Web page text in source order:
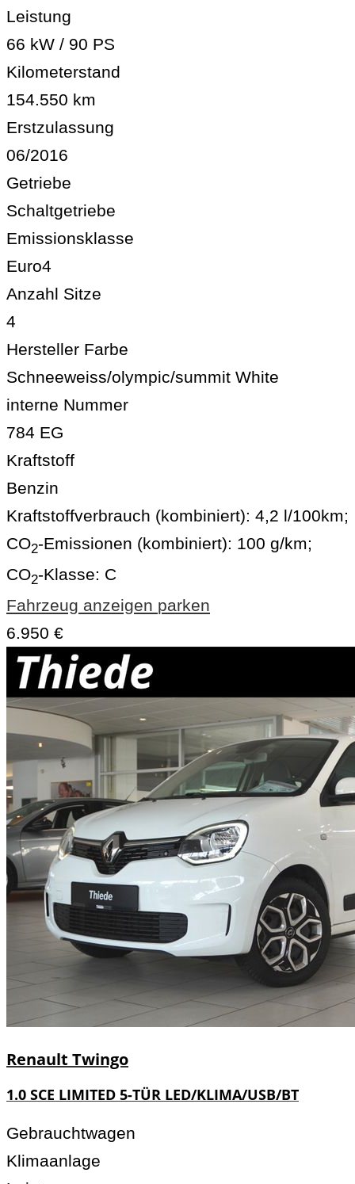
Leistung
66 kW / 90 PS
Kilometerstand
154.550 km
Erstzulassung
06/2016
Getriebe
Schaltgetriebe
Emissionsklasse
Euro4
Anzahl Sitze
4
Hersteller Farbe
Schneeweiss/olympic/summit White
interne Nummer
784 EG
Kraftstoff
Benzin
Kraftstoffverbrauch (kombiniert): 4,2 l/100km;
CO2-Emissionen (kombiniert): 100 g/km;
CO2-Klasse: C
Fahrzeug anzeigen parken
6.950 €
Renault Twingo
1.0 SCE LIMITED 5-TÜR LED/KLIMA/USB/BT
Gebrauchtwagen
Klimaanlage